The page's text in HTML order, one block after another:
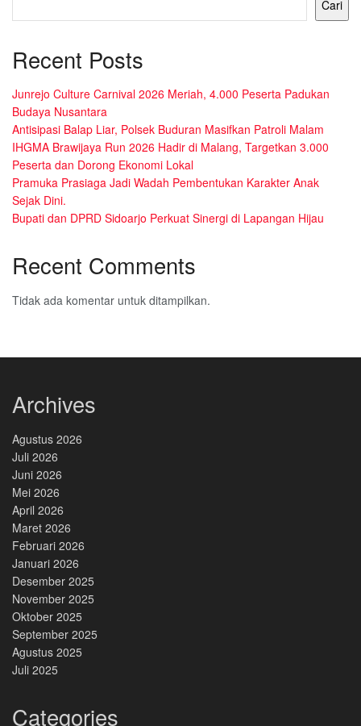
Cari
Recent Posts
Junrejo Culture Carnival 2026 Meriah, 4.000 Peserta Padukan
Budaya Nusantara
Antisipasi Balap Liar, Polsek Buduran Masifkan Patroli Malam
IHGMA Brawijaya Run 2026 Hadir di Malang, Targetkan 3.000
Peserta dan Dorong Ekonomi Lokal
Pramuka Prasiaga Jadi Wadah Pembentukan Karakter Anak
Sejak Dini.
Bupati dan DPRD Sidoarjo Perkuat Sinergi di Lapangan Hijau
Recent Comments
Tidak ada komentar untuk ditampilkan.
Archives
Agustus 2026
Juli 2026
Juni 2026
Mei 2026
April 2026
Maret 2026
Februari 2026
Januari 2026
Desember 2025
November 2025
Oktober 2025
September 2025
Agustus 2025
Juli 2025
Categories